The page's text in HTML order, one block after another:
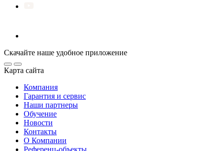
Скачайте наше удобное приложение
Карта сайта
Компания
Гарантия и сервис
Наши партнеры
Обучение
Новости
Контакты
О Компании
Референц-объекты